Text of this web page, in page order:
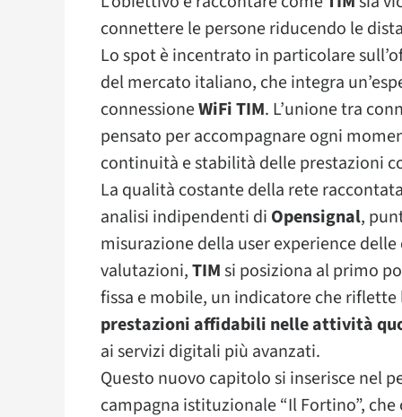
connettere le persone riducendo le
Lo spot è incentrato in particolare
del mercato italiano, che integra
connessioneWiFi TIM. L’unione tra
pensato per accompagnare ogni
continuità e stabilità delle prestazioni
La qualità costante della rete
analisi indipendenti di Opensignal,
misurazione della user experience
valutazioni,TIMsi posiziona al primo
fissa e mobile, un indicatore che
prestazioni affidabili nelle attività
ai servizi digitali più avanzati.
Questo nuovo capitolo si inserisce nel
campagna istituzionale “Il Fortino”,